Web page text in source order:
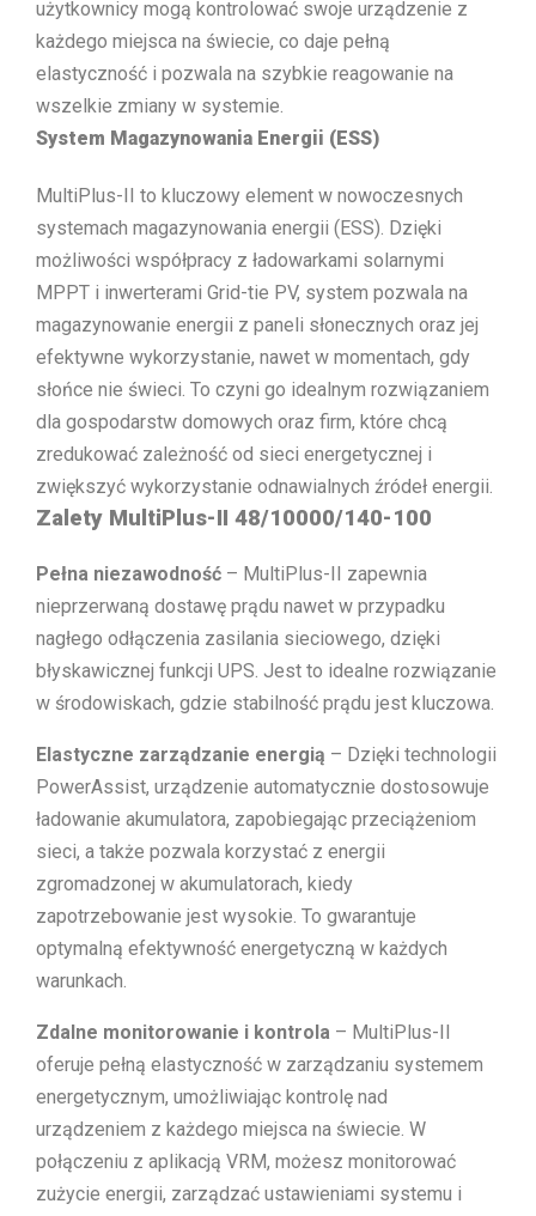
użytkownicy mogą kontrolować swoje urządzenie z
każdego miejsca na świecie, co daje pełną
elastyczność i pozwala na szybkie reagowanie na
wszelkie zmiany w systemie.
System Magazynowania Energii (ESS)
MultiPlus-II to kluczowy element w nowoczesnych
systemach magazynowania energii (ESS). Dzięki
możliwości współpracy z ładowarkami solarnymi
MPPT i inwerterami Grid-tie PV, system pozwala na
magazynowanie energii z paneli słonecznych oraz jej
efektywne wykorzystanie, nawet w momentach, gdy
słońce nie świeci. To czyni go idealnym rozwiązaniem
dla gospodarstw domowych oraz firm, które chcą
zredukować zależność od sieci energetycznej i
zwiększyć wykorzystanie odnawialnych źródeł energii.
Zalety MultiPlus-II 48/10000/140-100
Pełna niezawodność – MultiPlus-II zapewnia
nieprzerwaną dostawę prądu nawet w przypadku
nagłego odłączenia zasilania sieciowego, dzięki
błyskawicznej funkcji UPS. Jest to idealne rozwiązanie
w środowiskach, gdzie stabilność prądu jest kluczowa.
Elastyczne zarządzanie energią – Dzięki technologii
PowerAssist, urządzenie automatycznie dostosowuje
ładowanie akumulatora, zapobiegając przeciążeniom
sieci, a także pozwala korzystać z energii
zgromadzonej w akumulatorach, kiedy
zapotrzebowanie jest wysokie. To gwarantuje
optymalną efektywność energetyczną w każdych
warunkach.
Zdalne monitorowanie i kontrola – MultiPlus-II
oferuje pełną elastyczność w zarządzaniu systemem
energetycznym, umożliwiając kontrolę nad
urządzeniem z każdego miejsca na świecie. W
połączeniu z aplikacją VRM, możesz monitorować
zużycie energii, zarządzać ustawieniami systemu i